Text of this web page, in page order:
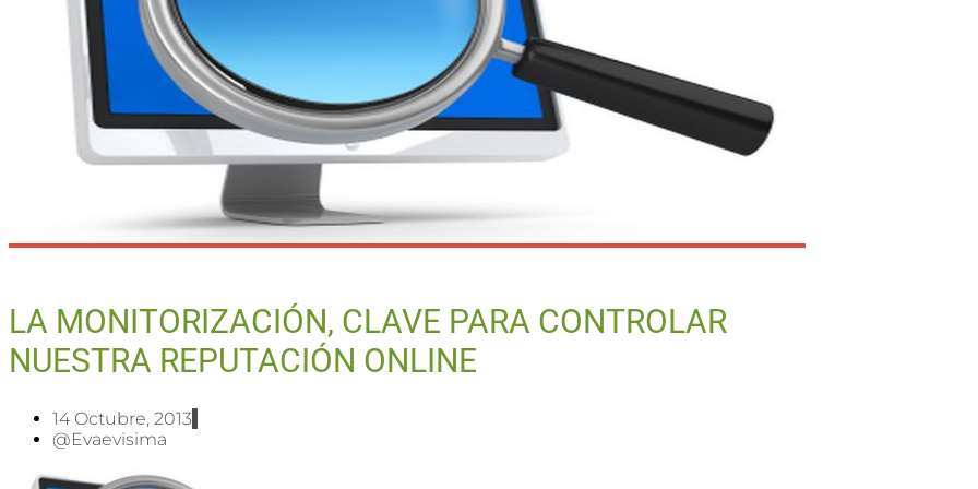
LA MONITORIZACIÓN, CLAVE PARA CONTROLAR
NUESTRA REPUTACIÓN ONLINE
14 Octubre, 2013
@evaevisima